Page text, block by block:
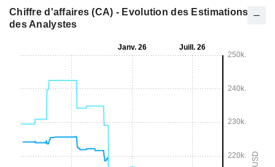
Chiffre d'affaires (CA) - Evolution des Estimations
des Analystes